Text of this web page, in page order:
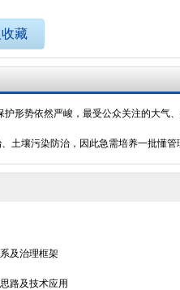
注册
藏
形势依然严峻，最受公众关注的大气
土壤污染防治，因此急需培养一批懂
及治理框架
路及技术应用